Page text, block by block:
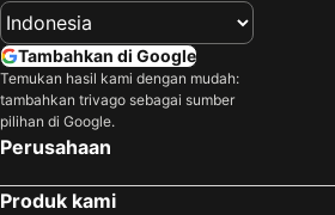
Tambahkan di Google
Temukan hasil kami dengan mudah:
tambahkan trivago sebagai sumber
pilihan di Google.
Perusahaan
Produk kami